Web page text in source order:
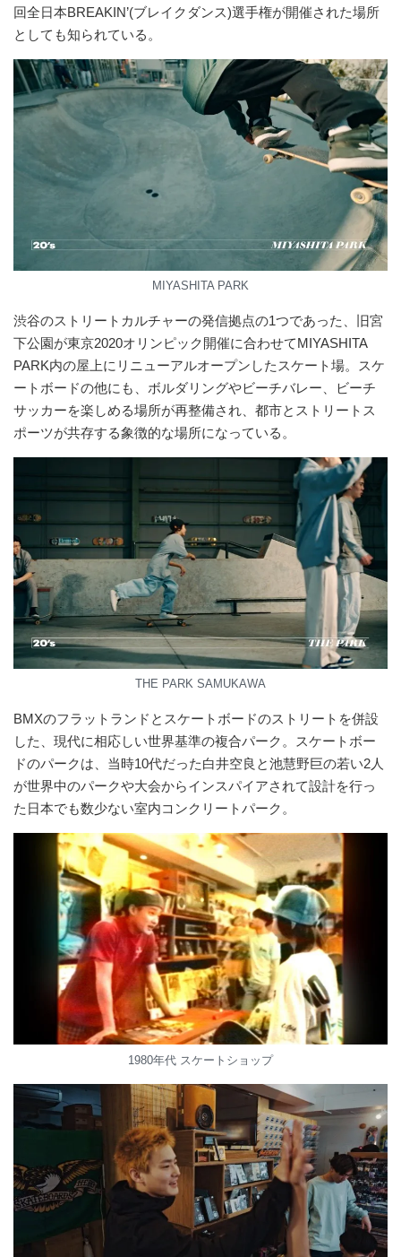
回全日本BREAKIN’(ブレイクダンス)選手権が開催された場所
としても知られている。
MIYASHITA PARK
渋谷のストリートカルチャーの発信拠点の1つであった、旧宮
下公園が東京2020オリンピック開催に合わせてMIYASHITA
PARK内の屋上にリニューアルオープンしたスケート場。スケ
ートボードの他にも、ボルダリングやビーチバレー、ビーチ
サッカーを楽しめる場所が再整備され、都市とストリートス
ポーツが共存する象徴的な場所になっている。
THE PARK SAMUKAWA
BMXのフラットランドとスケートボードのストリートを併設
した、現代に相応しい世界基準の複合パーク。スケートボー
ドのパークは、当時10代だった白井空良と池慧野巨の若い2人
が世界中のパークや大会からインスパイアされて設計を行っ
た日本でも数少ない室内コンクリートパーク。
1980年代 スケートショップ